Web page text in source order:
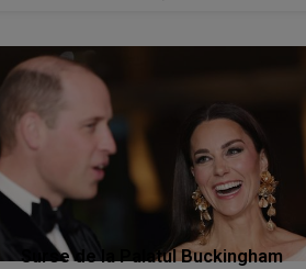
Surse de la Palatul Buckingham